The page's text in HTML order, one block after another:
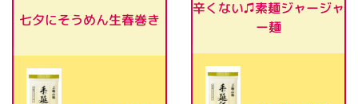
七夕にそうめん生春巻き
辛くない♫素麺ジャージャ
ー麺